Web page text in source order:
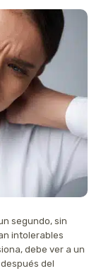
segundo, sin
intolerables
debe ver a un
del